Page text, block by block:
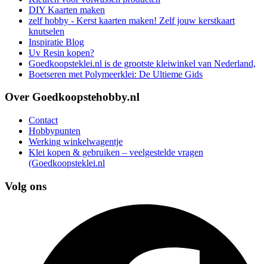
DIY Kaarten maken
zelf hobby - Kerst kaarten maken! Zelf jouw kerstkaart
knutselen
Inspiratie Blog
Uv Resin kopen?
Goedkoopsteklei.nl is de grootste kleiwinkel van Nederland,
Boetseren met Polymeerklei: De Ultieme Gids
Over Goedkoopstehobby.nl
Contact
Hobbypunten
Werking winkelwagentje
Klei kopen & gebruiken – veelgestelde vragen
(Goedkoopsteklei.nl
Volg ons